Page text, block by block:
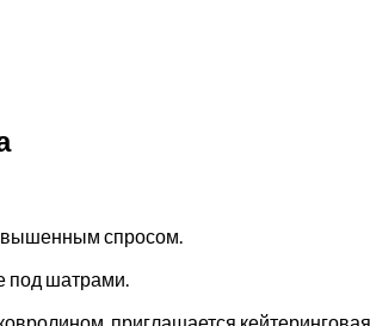
спросом.
под шатрами.